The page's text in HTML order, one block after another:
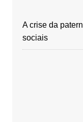
A crise da
sociais